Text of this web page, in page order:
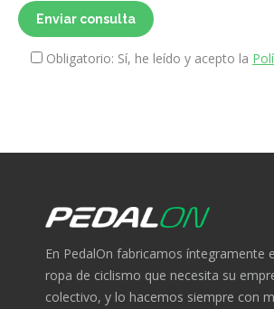
Obligatorio: Sí, he leído y acepto la
En PedalOn fabricamos íntegramente
ropa de ciclismo que necesita su
colectivo, y lo hacemos siempre con